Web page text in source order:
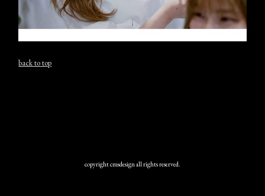
back to top
copyright cmsdesign all rights reserved.